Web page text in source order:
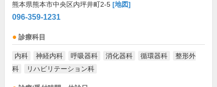
熊本県熊本市中央区内坪井町2-5 [地図]
096-359-1231
診療科目
内科 神経内科 呼吸器科 消化器科 循環器科
整形外
科
リハビリテーション科